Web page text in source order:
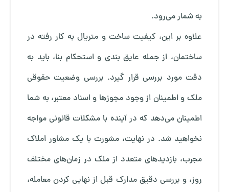
به شمار می‌رود.
علاوه بر این، کیفیت ساخت و متریال به کار رفته در
ساختمان، از جمله عایق بندی و استحکام بنا، باید به
دقت مورد بررسی قرار گیرد. بررسی وضعیت حقوقی
ملک و اطمینان از وجود مجوزها و اسناد معتبر، به شما
اطمینان می‌دهد که در آینده با مشکلات قانونی مواجه
نخواهید شد. در نهایت، مشورت با یک مشاور املاک
مجرب، بازدیدهای متعدد از ملک در زمان‌های مختلف
روز، و بررسی دقیق مدارک قبل از نهایی کردن معامله،